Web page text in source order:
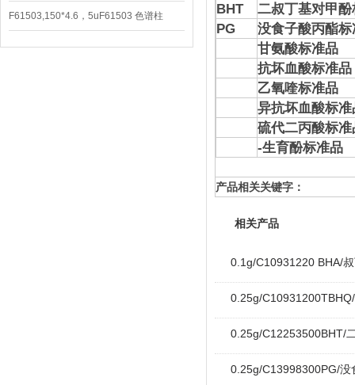
3600/支
F61503,150*4.6，5uF61503 色谱柱
CAPCELL PAK C18 UG120
BHT
二叔丁基对甲
PG
没食子酸丙酯
甘氨酸标准品
抗坏血酸标准品
乙氧喹标准品
异抗坏血酸标
硫代二丙酸标准
-生育酚标准品
产品相关关键字：
相关产品
0.1g/C10931220 BHA/
0.25g/
0.25g/C12253500BHT/
0.25g/C13998300PG/